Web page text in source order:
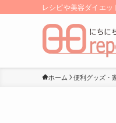
レシピや美容ダイエ
ホーム 便利グッズ・